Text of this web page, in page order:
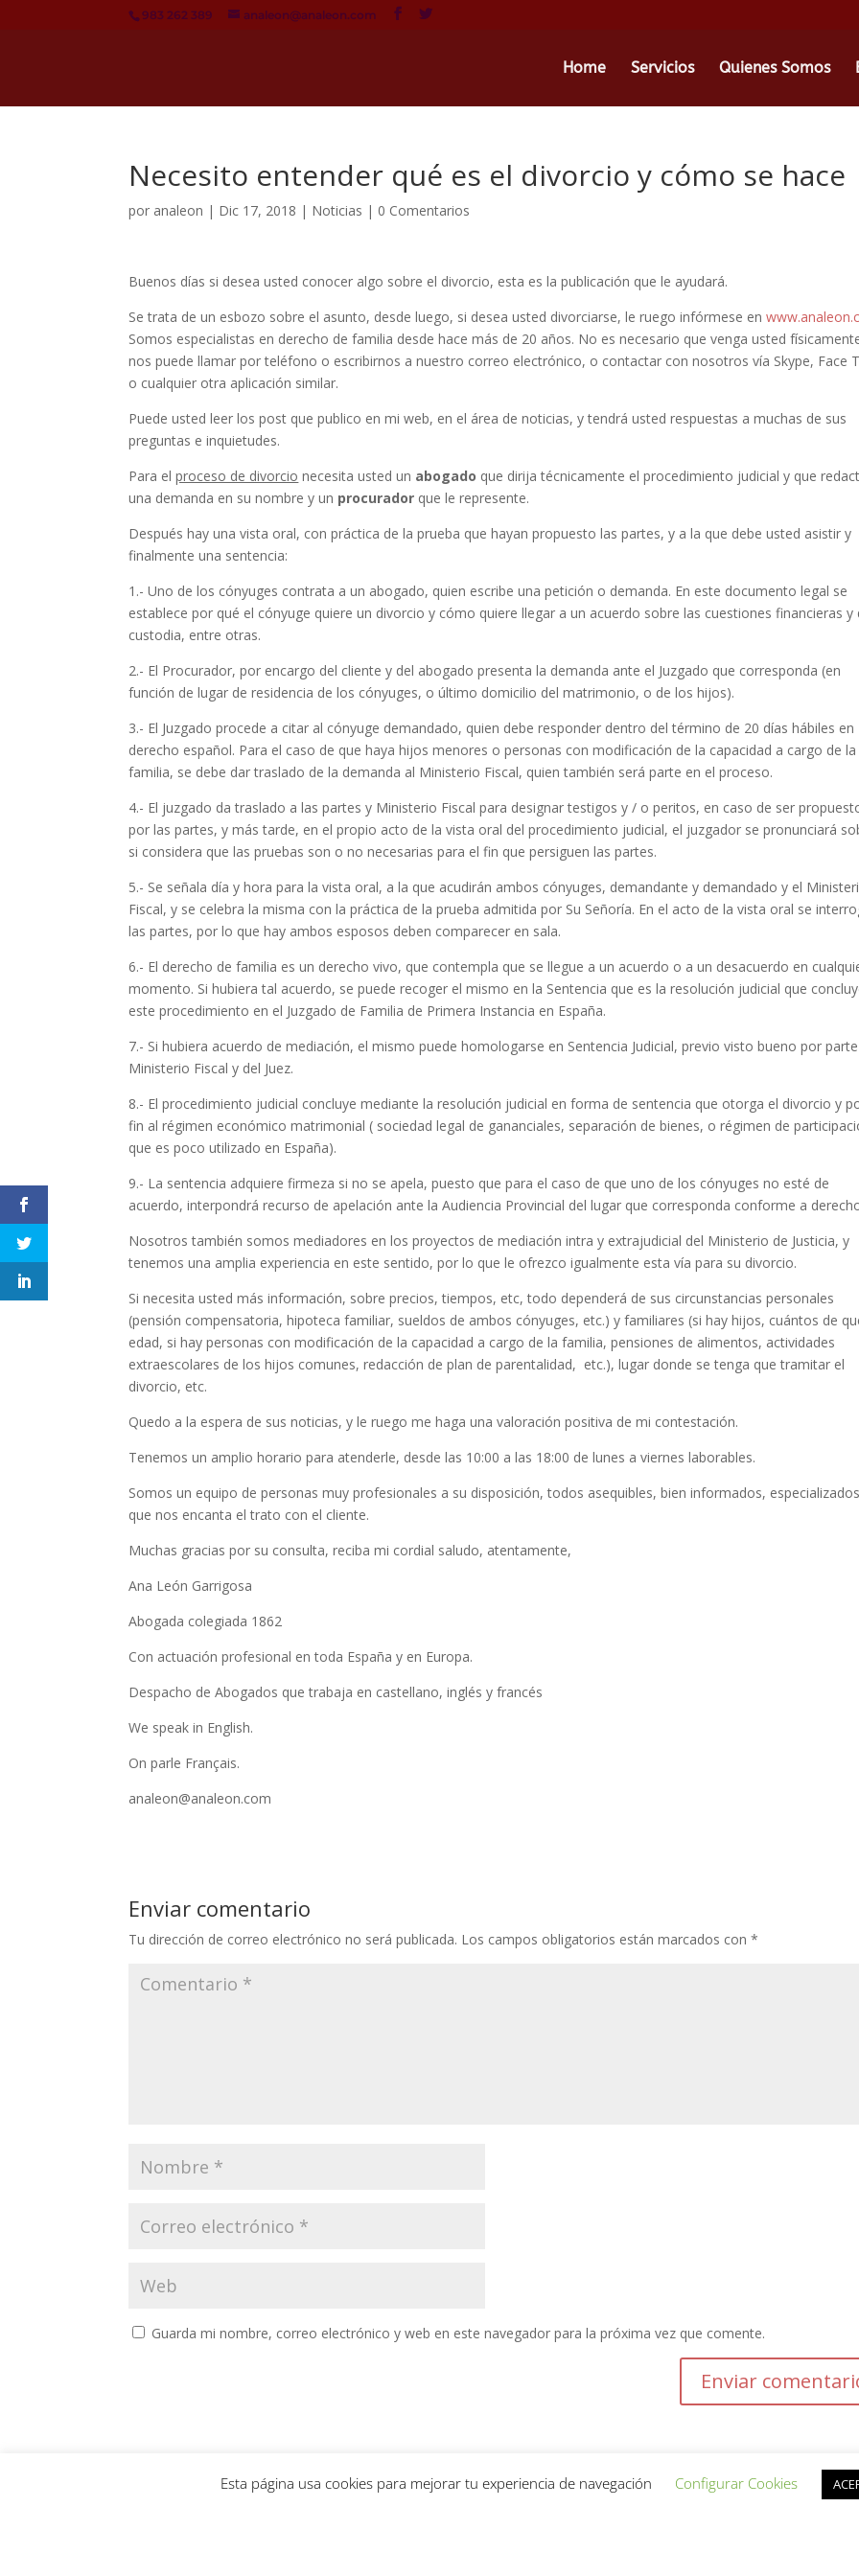
983 262 389 analeon@analeon.com
Home Servicios Quienes Somos
Necesito entender qué es el divorcio y cómo se hace
por analeon | Dic 17, 2018 | Noticias | 0 Comentarios
Buenos días si desea usted conocer algo sobre el divorcio, esta es la publicación que le ayudará.
Se trata de un esbozo sobre el asunto, desde luego, si desea usted divorciarse, le ruego infórmese en
Somos especialistas en derecho de familia desde hace más de 20 años. No es necesario que venga usted
nos puede llamar por teléfono o escribirnos a nuestro correo electrónico, o contactar con nosotros vía Skype, Face
o cualquier otra aplicación similar.
Puede usted leer los post que publico en mi web, en el área de noticias, y tendrá usted respuestas a muchas de sus
preguntas e inquietudes.
Para elproceso de divorcio necesita usted un abogado que dirija técnicamente el procedimiento judicial y que
una demanda en su nombre y un procurador que le represente.
Después hay una vista oral, con práctica de la prueba que hayan propuesto las partes, y a la que debe usted asistir y
finalmente una sentencia:
1.- Uno de los cónyuges contrata a un abogado, quien escribe una petición o demanda. En este documento legal se
establece por qué el cónyuge quiere un divorcio y cómo quiere llegar a un acuerdo sobre las cuestiones financieras y
custodia, entre otras.
2.- El Procurador, por encargo del cliente y del abogado presenta la demanda ante el Juzgado que corresponda (en
función de lugar de residencia de los cónyuges, o último domicilio del matrimonio, o de los hijos).
3.- El Juzgado procede a citar al cónyuge demandado, quien debe responder dentro del término de 20 días hábiles en
derecho español. Para el caso de que haya hijos menores o personas con modificación de la capacidad a cargo de la
familia, se debe dar traslado de la demanda al Ministerio Fiscal, quien también será parte en el proceso.
4.- El juzgado da traslado a las partes y Ministerio Fiscal para designar testigos y / o peritos, en caso de ser
por las partes, y más tarde, en el propio acto de la vista oral del procedimiento judicial, el juzgador se pronunciará
si considera que las pruebas son o no necesarias para el fin que persiguen las partes.
5.- Se señala día y hora para la vista oral, a la que acudirán ambos cónyuges, demandante y demandado y el
Fiscal, y se celebra la misma con la práctica de la prueba admitida por Su Señoría. En el acto de la vista oral se
las partes, por lo que hay ambos esposos deben comparecer en sala.
6.- El derecho de familia es un derecho vivo, que contempla que se llegue a un acuerdo o a un desacuerdo en
momento. Si hubiera tal acuerdo, se puede recoger el mismo en la Sentencia que es la resolución judicial que
este procedimiento en el Juzgado de Familia de Primera Instancia en España.
7.- Si hubiera acuerdo de mediación, el mismo puede homologarse en Sentencia Judicial, previo visto bueno por
Ministerio Fiscal y del Juez.
8.- El procedimiento judicial concluye mediante la resolución judicial en forma de sentencia que otorga el divorcio y
fin al régimen económico matrimonial ( sociedad legal de gananciales, separación de bienes, o régimen de
que es poco utilizado en España).
9.- La sentencia adquiere firmeza si no se apela, puesto que para el caso de que uno de los cónyuges no esté de
acuerdo, interpondrá recurso de apelación ante la Audiencia Provincial del lugar que corresponda conforme a
Nosotros también somos mediadores en los proyectos de mediación intra y extrajudicial del Ministerio de Justicia, y
tenemos una amplia experiencia en este sentido, por lo que le ofrezco igualmente esta vía para su divorcio.
Si necesita usted más información, sobre precios, tiempos, etc, todo dependerá de sus circunstancias personales
(pensión compensatoria, hipoteca familiar, sueldos de ambos cónyuges, etc.) y familiares (si hay hijos, cuántos de
edad, si hay personas con modificación de la capacidad a cargo de la familia, pensiones de alimentos, actividades
extraescolares de los hijos comunes, redacción de plan de parentalidad, etc.), lugar donde se tenga que tramitar el
divorcio, etc.
Quedo a la espera de sus noticias, y le ruego me haga una valoración positiva de mi contestación.
Tenemos un amplio horario para atenderle, desde las 10:00 a las 18:00 de lunes a viernes laborables.
Somos un equipo de personas muy profesionales a su disposición, todos asequibles, bien informados,
que nos encanta el trato con el cliente.
Muchas gracias por su consulta, reciba mi cordial saludo, atentamente,
Ana León Garrigosa
Abogada colegiada 1862
Con actuación profesional en toda España y en Europa.
Despacho de Abogados que trabaja en castellano, inglés y francés
We speak in English.
On parle Français.
analeon@analeon.com
Enviar comentario
Tu dirección de correo electrónico no será publicada. Los campos obligatorios están marcados con*
Guarda mi nombre, correo electrónico y web en este navegador para la próxima vez que comente.
Esta página usa cookies para mejorar tu experiencia de navegación Configurar Cookies